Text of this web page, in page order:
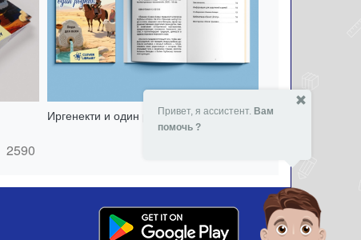
2590
Иргенекти и один родник - 151417513
Привет, я ассистент. Вам
помочь ?